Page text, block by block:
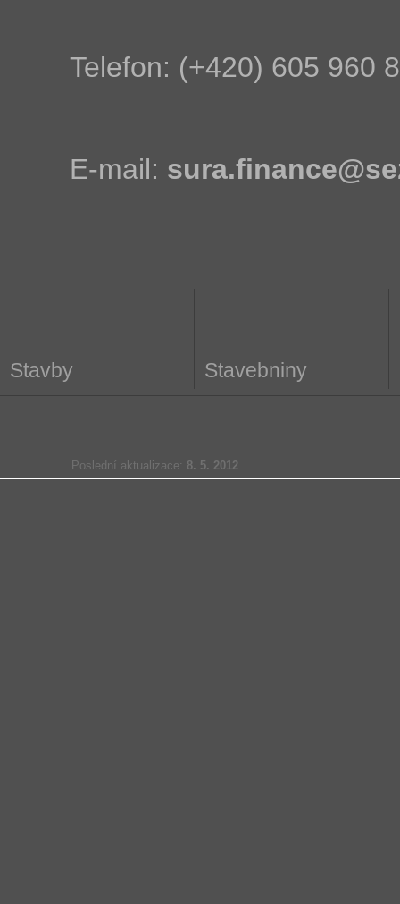
Telefon: (+420) 605 960
E-mail:
Stavby Stavebniny
Poslední aktualizace: 8. 5. 2012